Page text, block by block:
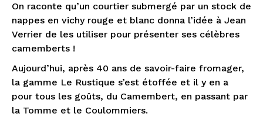
On raconte qu’un courtier submergé par un stock de
nappes en vichy rouge et blanc donna l’idée à Jean
Verrier de les utiliser pour présenter ses célèbres
camemberts !
Aujourd’hui, après 40 ans de savoir-faire fromager,
la gamme Le Rustique s’est étoffée et il y en a
pour tous les goûts, du Camembert, en passant par
la Tomme et le Coulommiers.